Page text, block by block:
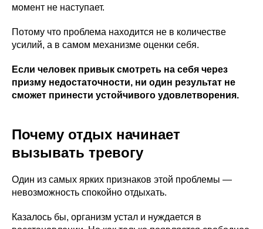
момент не наступает.
Потому что проблема находится не в количестве
усилий, а в самом механизме оценки себя.
Если человек привык смотреть на себя через
призму недостаточности, ни один результат не
сможет принести устойчивого удовлетворения.
Почему отдых начинает
вызывать тревогу
Один из самых ярких признаков этой проблемы —
невозможность спокойно отдыхать.
Казалось бы, организм устал и нуждается в